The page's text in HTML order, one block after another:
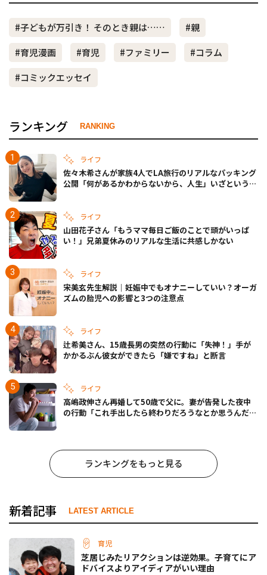
#子どもが万引き！ そのとき親は……
#親
#育児漫画
#育児 #ファミリー
#コラム
#コミックエッセイ
ランキング RANKING
ライフ
佐々木希さんが家族4人でLA旅行のリアルなパッキング
公開「何があるかわからないから、人生」いざというと
ライフ
山田花子さん「もうママ毎日ご飯のことで頭がいっぱ
い！」兄弟夏休みのリアルな生活に共感しかない
ライフ
宋美玄先生解説｜妊娠中でもオナニーしていい？オーガ
ズムの胎児への影響と3つの注意点
ライフ
辻希美さん、15歳長男の突然の行動に「失神！」手が
かかるぶん彼女ができたら「嫌ですね」と断言
ライフ
高嶋政伸さん再婚して50歳で父に。妻が告発した夜中
の行動「これ手出したら終わりだろうなとか思うんだけ
ランキングをもっと見る
新着記事 LATEST ARTICLE
育児
芝居じみたリアクションは逆効果。子育てにア
ドバイスよりアイディアがいい理由